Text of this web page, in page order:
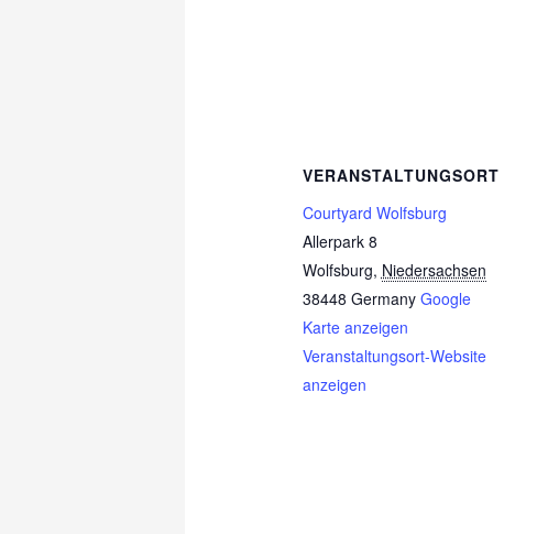
VERANSTALTUNGSORT
Courtyard Wolfsburg
Allerpark 8
Wolfsburg, Niedersachsen
38448 Germany Google
Karte anzeigen
Veranstaltungsort-Website
anzeigen